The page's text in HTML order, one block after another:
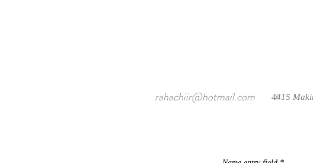
rahachiir@hotmail.com /
4415